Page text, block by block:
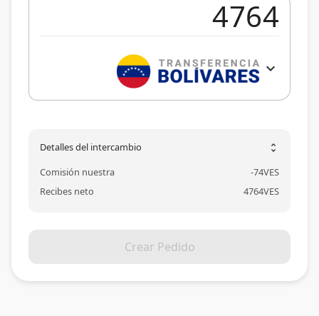
expand_more
Detalles del intercambio unfold_more
Comisión nuestra -74VES
Recibes neto
4764VES
Crear Pedido